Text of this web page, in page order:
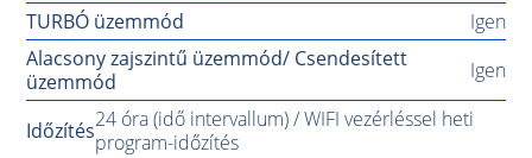
TURBÓ üzemmód
Igen
Alacsony zajszintű üzemmód/ Csendesített
üzemmód
Igen
Időzítés24 óra (idő intervallum) / WIFI vezérléssel heti
program-időzítés